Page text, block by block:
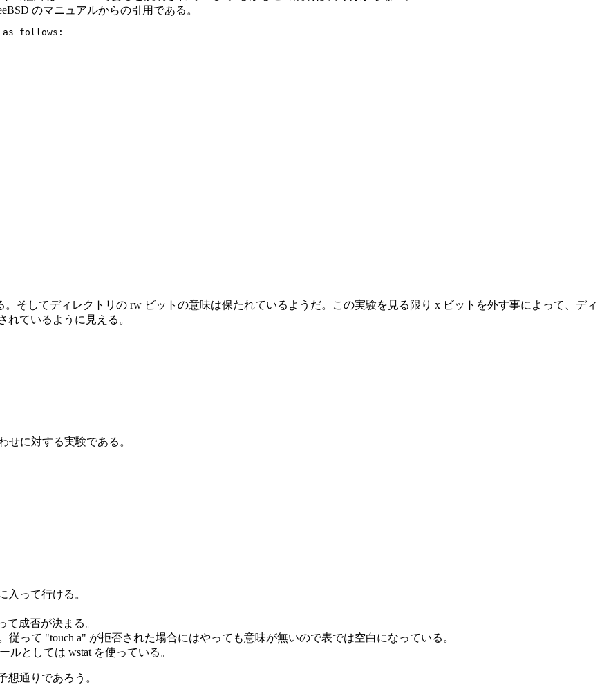
のマニュアルからの引用である。
as follows:
そしてディレクトリの rw ビットの意味は保たれているようだ。この実験を見る限り x ビットを外す事によって、ディ
ているように見える。
せに対する実験である。
入って行ける。
て成否が決まる。
従って "touch a" が拒否された場合にはやっても意味が無いので表では空白になっている。
ルとしては wstat を使っている。
通りであろう。